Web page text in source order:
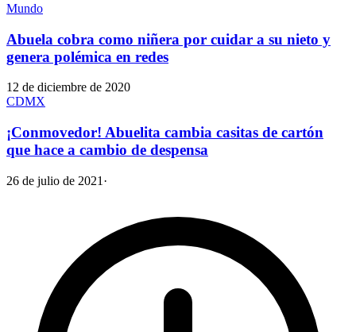
Mundo
Abuela cobra como niñera por cuidar a su nieto y
genera polémica en redes
12 de diciembre de 2020
CDMX
¡Conmovedor! Abuelita cambia casitas de cartón
que hace a cambio de despensa
26 de julio de 2021 ·